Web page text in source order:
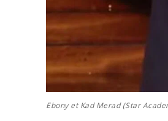
Ebony et Kad Merad (Star